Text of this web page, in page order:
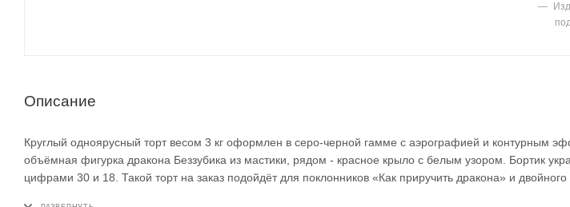
Описание
Круглый одноярусный торт весом 3 кг оформлен в серо-черной гамме с аэрографией и контурным
объёмная фигурка дракона Беззубика из мастики, рядом - красное крыло с белым узором. Бортик
цифрами 30 и 18. Такой торт на заказ подойдёт для поклонников «Как приручить дракона» и двойного